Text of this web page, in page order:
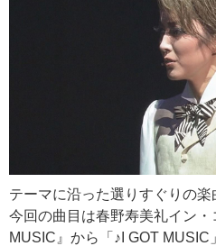
テーマに沿った選りすぐりの楽
今回の曲目は春野寿美礼イン・
MUSIC』から「♪I GOT MUSIC